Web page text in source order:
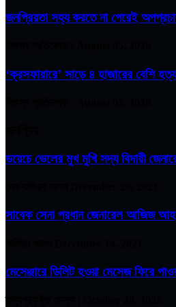
জনপ্রিয়তা সহ্য করতে না পেরেই
‘ক্রসফায়ারে’ সাড়ে ৪ হাজারের বেশি
ডয়েচে ভেলের মুখ মুখি সদ্য বিদায়ী
সাবেক সেনা প্রধান জেনারেল আজিজ
মেসেঞ্জারে ডিলিট হওয়া মেসেজ ফিরে